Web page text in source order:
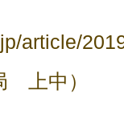
article/
上中）